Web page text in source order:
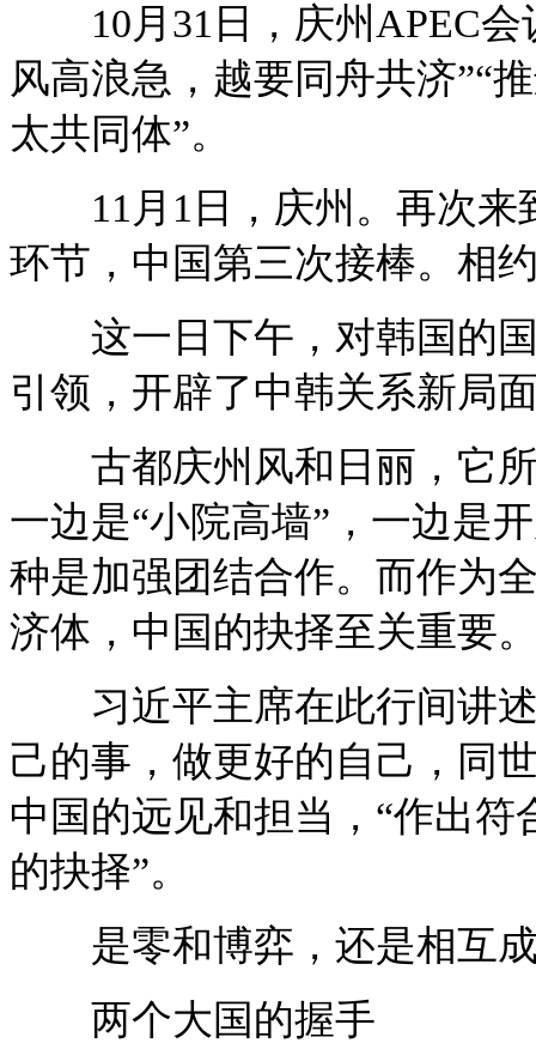
10月31日，庆州APEC会
风高浪急，越要同舟共济”“
太共同体”。
11月1日，庆州。再次来
环节，中国第三次接棒。相
这一日下午，对韩国的国
引领，开辟了中韩关系新局
古都庆州风和日丽，它所
一边是“小院高墙”，一边是
种是加强团结合作。而作为
济体，中国的抉择至关重要
习近平主席在此行间讲述
己的事，做更好的自己，同
中国的远见和担当，“作出
的抉择”。
是零和博弈，还是相互
两个大国的握手